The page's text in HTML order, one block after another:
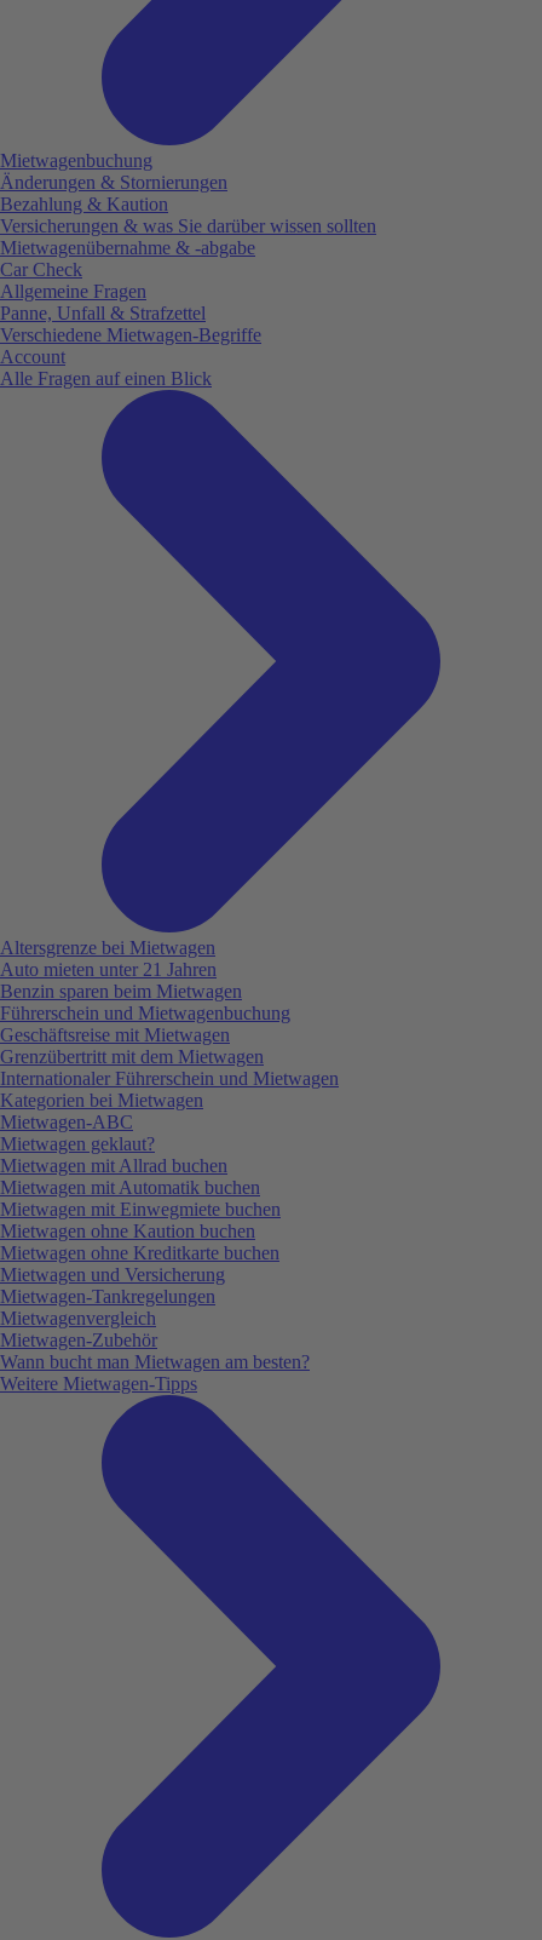
Mietwagenbuchung
Änderungen & Stornierungen
Bezahlung & Kaution
Versicherungen & was Sie darüber wissen sollten
Mietwagenübernahme & -abgabe
Car Check
Allgemeine Fragen
Panne, Unfall & Strafzettel
Verschiedene Mietwagen-Begriffe
Account
Alle Fragen auf einen Blick
Altersgrenze bei Mietwagen
Auto mieten unter 21 Jahren
Benzin sparen beim Mietwagen
Führerschein und Mietwagenbuchung
Geschäftsreise mit Mietwagen
Grenzübertritt mit dem Mietwagen
Internationaler Führerschein und Mietwagen
Kategorien bei Mietwagen
Mietwagen-ABC
Mietwagen geklaut?
Mietwagen mit Allrad buchen
Mietwagen mit Automatik buchen
Mietwagen mit Einwegmiete buchen
Mietwagen ohne Kaution buchen
Mietwagen ohne Kreditkarte buchen
Mietwagen und Versicherung
Mietwagen-Tankregelungen
Mietwagenvergleich
Mietwagen-Zubehör
Wann bucht man Mietwagen am besten?
Weitere Mietwagen-Tipps